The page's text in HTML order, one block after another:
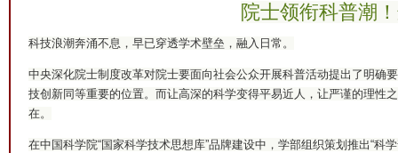
院士领衔科普潮
科技浪潮奔涌不息，早已穿透学术壁垒，融入日常。
中央深化院士制度改革对院士要面向社会公众开展科普活动提出了明确
技创新同等重要的位置。而让高深的科学变得平易近人，让严谨的理性
在。
在中国科学院“国家科学技术思想库”品牌建设中，学部组织策划推出“科